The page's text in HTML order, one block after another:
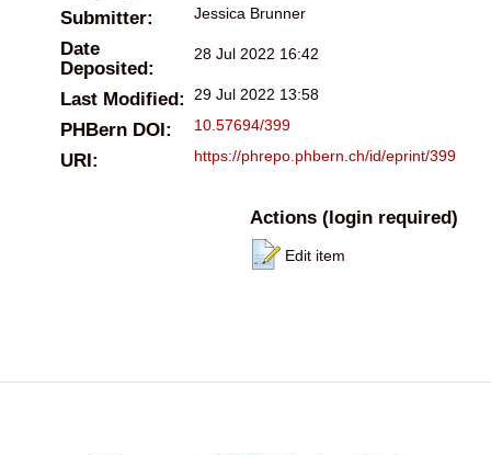
Submitter: Jessica Brunner
Date
Deposited:
28 Jul 2022 16:42
Last Modified: 29 Jul 2022 13:58
PHBern DOI: 10.57694/399
URI: https://phrepo.phbern.ch/id/eprint/399
Actions (login required)
Edit item